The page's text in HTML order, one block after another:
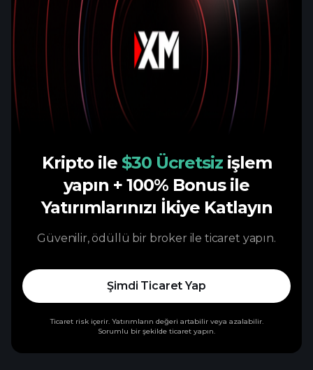
Kripto ile $30 Ücretsizişlem
yapın + 100% Bonus ile
Yatırımlarınızı İkiye Katlayın
Güvenilir, ödüllü bir broker ile ticaret yapın.
Şimdi Ticaret Yap
Ticaret risk içerir. Yatırımların değeri artabilir veya azalabilir.
Sorumlu bir şekilde ticaret yapın.